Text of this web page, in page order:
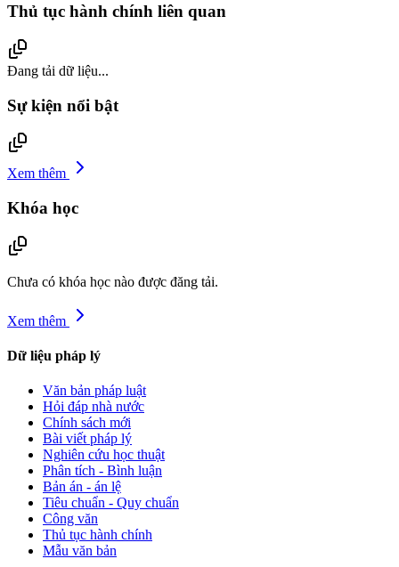
Thủ tục hành chính liên quan
Đang tải dữ liệu...
Sự kiện nổi bật
Xem thêm
Khóa học
Chưa có khóa học nào được đăng tải.
Xem thêm
Dữ liệu pháp lý
Văn bản pháp luật
Hỏi đáp nhà nước
Chính sách mới
Bài viết pháp lý
Nghiên cứu học thuật
Phân tích - Bình luận
Bản án - án lệ
Tiêu chuẩn - Quy chuẩn
Công văn
Thủ tục hành chính
Mẫu văn bản